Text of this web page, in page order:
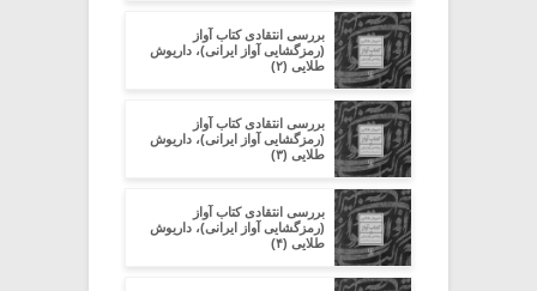
بررسی انتقادی کتاب آواز
(رمزگشایی آواز ایرانی)، داریوش
طلایی (۲)
بررسی انتقادی کتاب آواز
(رمزگشایی آواز ایرانی)، داریوش
طلایی (۳)
بررسی انتقادی کتاب آواز
(رمزگشایی آواز ایرانی)، داریوش
طلایی (۴)